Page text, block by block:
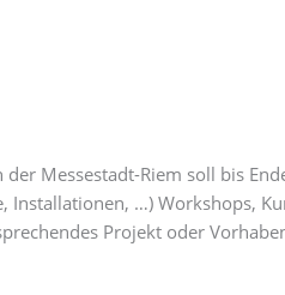
der Messestadt-Riem soll bis
Installationen, …) Workshops,
Projekt oder